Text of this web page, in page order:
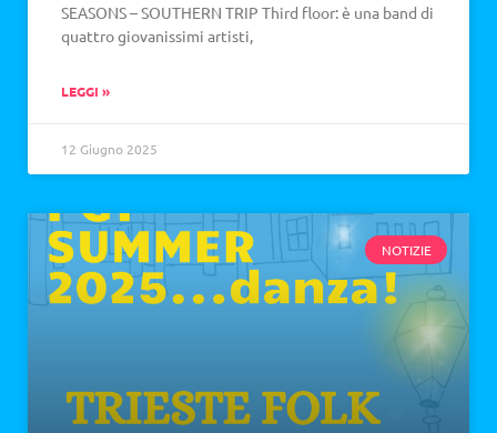
SEASONS – SOUTHERN TRIP Third floor: è una band di
quattro giovanissimi artisti,
LEGGI »
12 Giugno 2025
NOTIZIE